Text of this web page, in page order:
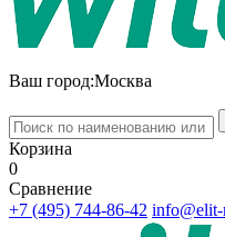
Ваш город:Москва
Корзина
0
Сравнение
+7 (495) 744-86-42 info@elit-